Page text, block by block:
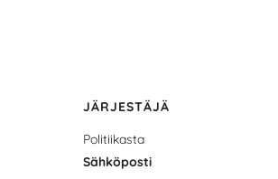
JÄRJESTÄJÄ
Politiikasta
Sähköposti